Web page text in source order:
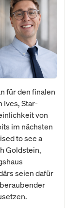
für den finalen
Ives, Star-
von
im nächsten
to see a
Goldstein,
seien dafür